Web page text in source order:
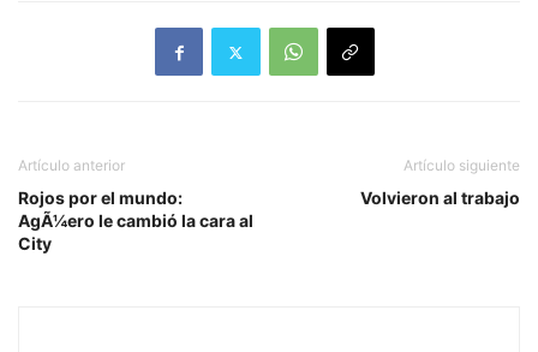
Artículo anterior
Rojos por el mundo:
AgÃ¼ero le cambió la cara al
City
Artículo siguiente
Volvieron al trabajo